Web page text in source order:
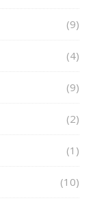
(9)
(4)
(9)
(2)
(1)
(10)